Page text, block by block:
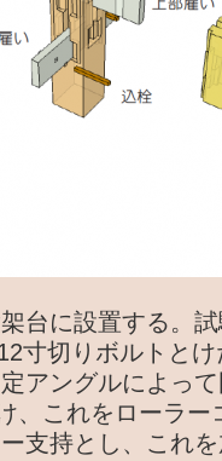
台に設置する。
寸切りボルトと
アングルによっ
、これをローラ
支持とし、これ